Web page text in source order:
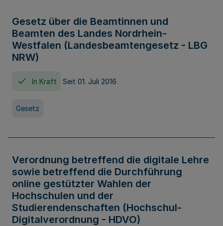
Gesetz über die Beamtinnen und
Beamten des Landes Nordrhein-
Westfalen (Landesbeamtengesetz - LBG
NRW)
In Kraft Seit 01. Juli 2016
Gesetz
Verordnung betreffend die digitale Lehre
sowie betreffend die Durchführung
online gestützter Wahlen der
Hochschulen und der
Studierendenschaften (Hochschul-
Digitalverordnung - HDVO)